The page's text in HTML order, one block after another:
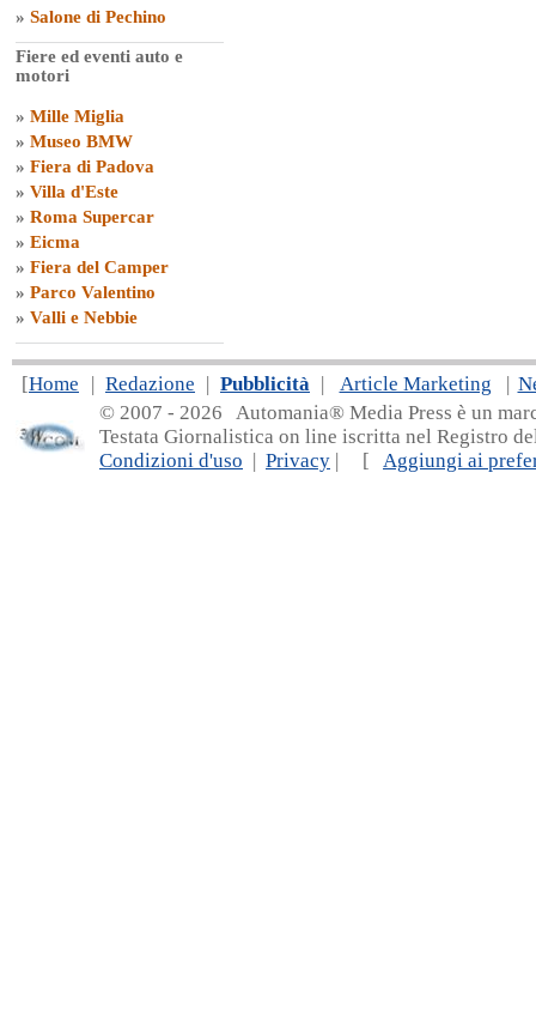
» Salone di Pechino
Fiere ed eventi auto e
motori
» Mille Miglia
» Museo BMW
» Fiera di Padova
» Villa d'Este
» Roma Supercar
» Eicma
» Fiera del Camper
» Parco Valentino
» Valli e Nebbie
[Home | Redazione | Pubblicità | Article Marketing |
© 2007 - 2026 Automania® Media Press è un
Testata Giornalistica on line iscritta nel Registro
Condizioni d'uso | Privacy | [ Aggiungi ai